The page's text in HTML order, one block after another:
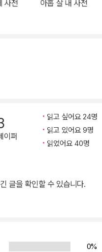
만 어린이가 자신의 느낌을
어린이들이 일상에서 자주 마
생동감 넘치는 그림으로 표
힐 수 있다. 『아홉 살 느낌 사
을 알게 되면 자신이 외부로부
표현하는 것은 물론, 더 능동
게, 더
활에서 자주 느끼는 감각을 구
인 ‘보송보송하다’는 햇볕에
장면과 함께 소개한다. 시각
고 난 상황, 자동차가 흙탕물
사전 아홉 살 내 사전
이퍼
읽고 싶어요 24명
읽고 있어요 9명
읽었어요 40명
글을 확인할 수 있습니다.
0%